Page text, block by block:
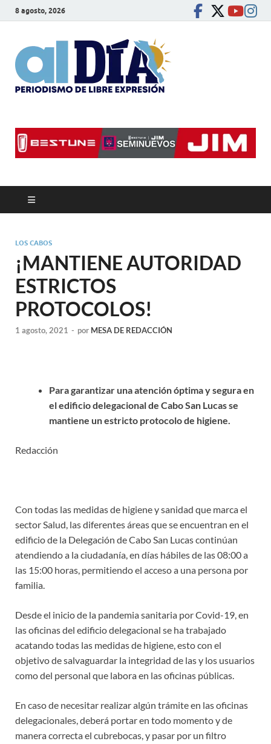
8 agosto, 2026
LOS CABOS
¡MANTIENE AUTORIDAD
ESTRICTOS
PROTOCOLOS!
1 agosto, 2021 - por MESA DE REDACCIÓN
Para garantizar una atención óptima y segura en
el edificio delegacional de Cabo San Lucas se
mantiene un estricto protocolo de higiene.
Redacción
Con todas las medidas de higiene y sanidad que marca el
sector Salud, las diferentes áreas que se encuentran en el
edificio de la Delegación de Cabo San Lucas continúan
atendiendo a la ciudadanía, en días hábiles de las 08:00 a
las 15:00 horas, permitiendo el acceso a una persona por
familia.
Desde el inicio de la pandemia sanitaria por Covid-19, en
las oficinas del edificio delegacional se ha trabajado
acatando todas las medidas de higiene, esto con el
objetivo de salvaguardar la integridad de las y los usuarios
como del personal que labora en las oficinas públicas.
En caso de necesitar realizar algún trámite en las oficinas
delegacionales, deberá portar en todo momento y de
manera correcta el cubrebocas, y pasar por un filtro